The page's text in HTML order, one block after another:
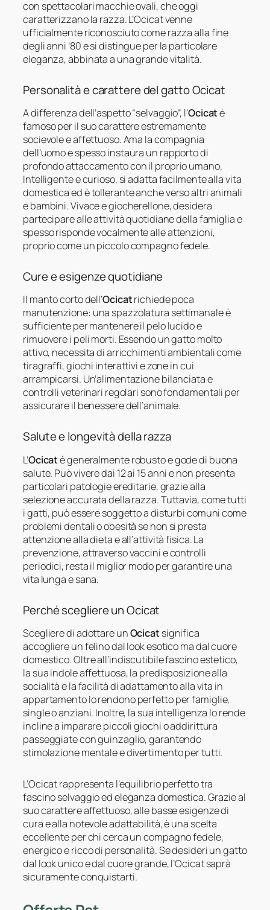
con spettacolari macchie ovali, che oggi
caratterizzano la razza. L’Ocicat venne
ufficialmente riconosciuto come razza alla fine
degli anni ’80 e si distingue per la particolare
eleganza, abbinata a una grande vitalità.
Personalità e carattere del gatto Ocicat
A differenza dell’aspetto “selvaggio”, l’Ocicatè
famoso per il suo carattere estremamente
socievole e affettuoso. Ama la compagnia
dell’uomo e spesso instaura un rapporto di
profondo attaccamento con il proprio umano.
Intelligente e curioso, si adatta facilmente alla vita
domestica ed è tollerante anche verso altri animali
e bambini. Vivace e giocherellone, desidera
partecipare alle attività quotidiane della famiglia e
spesso risponde vocalmente alle attenzioni,
proprio come un piccolo compagno fedele.
Cure e esigenze quotidiane
Il manto corto dell’Ocicatrichiede poca
manutenzione: una spazzolatura settimanale è
sufficiente per mantenere il pelo lucido e
rimuovere i peli morti. Essendo un gatto molto
attivo, necessita di arricchimenti ambientali come
tiragraffi, giochi interattivi e zone in cui
arrampicarsi. Un’alimentazione bilanciata e
controlli veterinari regolari sono fondamentali per
assicurare il benessere dell’animale.
Salute e longevità della razza
L’Ocicatè generalmente robusto e gode di buona
salute. Può vivere dai 12 ai 15 anni e non presenta
particolari patologie ereditarie, grazie alla
selezione accurata della razza. Tuttavia, come tutti
i gatti, può essere soggetto a disturbi comuni come
problemi dentali o obesità se non si presta
attenzione alla dieta e all’attività fisica. La
prevenzione, attraverso vaccini e controlli
periodici, resta il miglior modo per garantire una
vita lunga e sana.
Perché scegliere un Ocicat
Scegliere di adottare unOcicatsignifica
accogliere un felino dal look esotico ma dal cuore
domestico. Oltre all’indiscutibile fascino estetico,
la sua indole affettuosa, la predisposizione alla
socialità e la facilità di adattamento alla vita in
appartamento lo rendono perfetto per famiglie,
single o anziani. Inoltre, la sua intelligenza lo rende
incline a imparare piccoli giochi o addirittura
passeggiate con guinzaglio, garantendo
stimolazione mentale e divertimento per tutti.
L’Ocicat rappresenta l’equilibrio perfetto tra
fascino selvaggio ed eleganza domestica. Grazie al
suo carattere affettuoso, alle basse esigenze di
cura e alla notevole adattabilità, è una scelta
eccellente per chi cerca un compagno fedele,
energico e ricco di personalità. Se desideri un gatto
dal look unico e dal cuore grande, l’Ocicat saprà
sicuramente conquistarti.